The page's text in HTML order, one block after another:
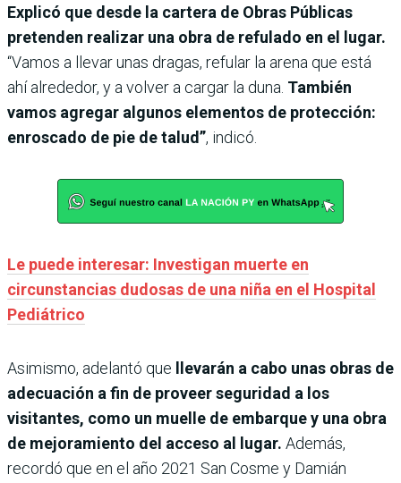
Explicó que desde la cartera de Obras Públicas
pretenden realizar una obra de refulado en el lugar.
“Vamos a llevar unas dragas, refular la arena que está
ahí alrededor, y a volver a cargar la duna. También
vamos agregar algunos elementos de protección:
enroscado de pie de talud”, indicó.
Le puede interesar: Investigan muerte en
circunstancias dudosas de una niña en el Hospital
Pediátrico
Asimismo, adelantó que
llevarán a cabo unas obras de
adecuación a fin de proveer seguridad a los
visitantes, como un muelle de embarque y una obra
de mejoramiento del acceso al lugar. Además,
recordó que en el año 2021 San Cosme y Damián